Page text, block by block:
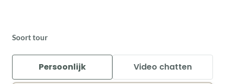
Soort tour
Persoonlijk Video chatten